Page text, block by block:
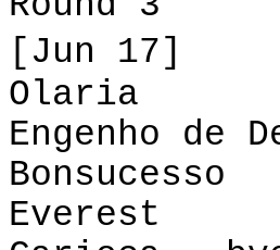
[Jun 17]
Olaria
Engenho
Bonsucesso
Everest